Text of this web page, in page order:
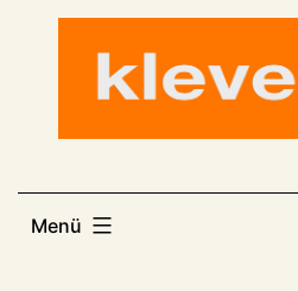
Menü